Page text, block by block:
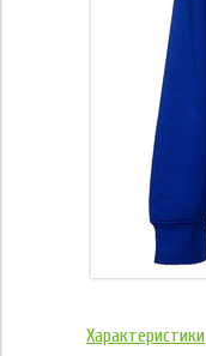
Характеристики